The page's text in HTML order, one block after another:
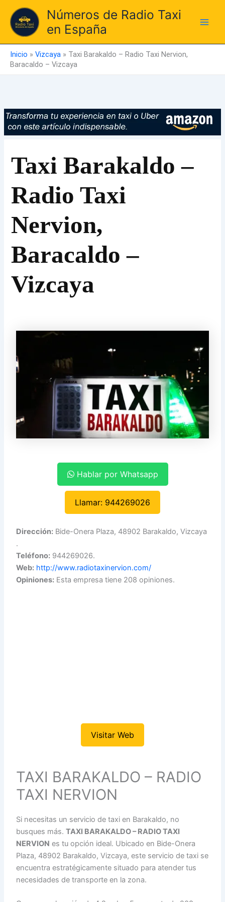
contenido
Números de Radio Taxi
en España
Inicio » Vizcaya » Taxi Barakaldo – Radio Taxi Nervion,
Baracaldo – Vizcaya
Taxi Barakaldo –
Radio Taxi
Nervion,
Baracaldo –
Vizcaya
Hablar por Whatsapp
Llamar: 944269026
Dirección: Bide-Onera Plaza, 48902 Barakaldo, Vizcaya
.
Teléfono: 944269026.
Web: http://www.radiotaxinervion.com/
Opiniones: Esta empresa tiene 208 opiniones.
Visitar Web
TAXI BARAKALDO – RADIO
TAXI NERVION
Si necesitas un servicio de taxi en Barakaldo, no
busques más.TAXI BARAKALDO – RADIO TAXI
NERVION es tu opción ideal. Ubicado en Bide-Onera
Plaza, 48902 Barakaldo, Vizcaya, este servicio de taxi se
encuentra estratégicamente situado para atender tus
necesidades de transporte en la zona.